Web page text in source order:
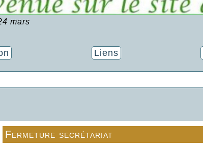
mars
Liens
Fermeture secrétariat